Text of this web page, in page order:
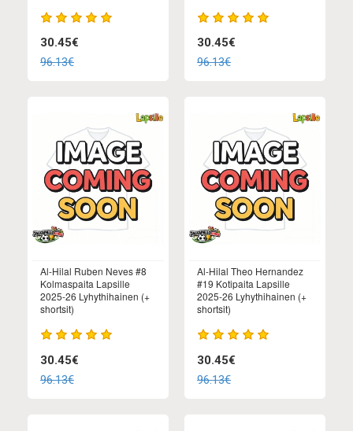
30.45€
96.13€
30.45€
96.13€
Al-Hilal Ruben Neves #8
Kolmaspaita Lapsille
2025-26 Lyhythihainen (+
shortsit)
30.45€
96.13€
Al-Hilal Theo Hernandez
#19 Kotipaita Lapsille
2025-26 Lyhythihainen (+
shortsit)
30.45€
96.13€